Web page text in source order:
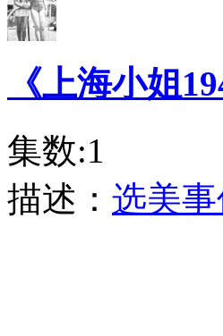
《上海小姐
集数:1
描述： 选美